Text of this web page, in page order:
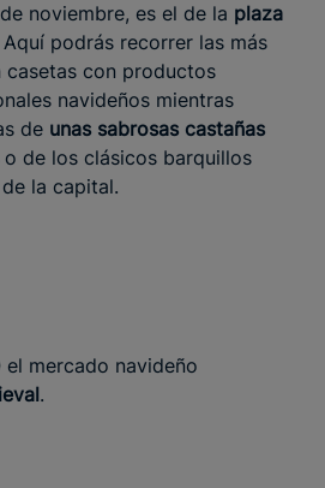
noviembre, es el de la plaza
Aquí podrás recorrer las más
casetas con productos
navideños mientras
de unas sabrosas castañas
o de los clásicos barquillos
la capital.
el mercado navideño
.